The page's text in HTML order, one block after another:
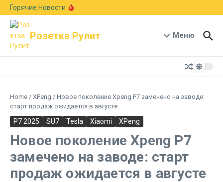
Перейти к содержанию
Горячие Новости
кроссовер X5 с мотором B58 и запасом хода
1000 км
Розетка Рулит Меню
Home / XPeng / Новое поколение Xpeng P7 замечено на заводе:
старт продаж ожидается в августе
P7 2025 SU7 Tesla Xiaomi XPeng
Новое поколение Xpeng P7
замечено на заводе: старт
продаж ожидается в августе